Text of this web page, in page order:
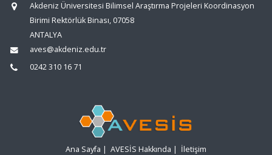
Akdeniz Üniversitesi Bilimsel Araştırma Projeleri Koordinasyon
Birimi Rektörlük Binası, 07058
ANTALYA
aves@akdeniz.edu.tr
0242 310 16 71
Ana Sayfa | AVESİS Hakkında | İletişim